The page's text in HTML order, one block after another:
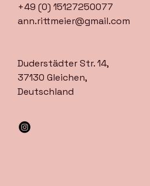
+49 (0) 15127250077
ann.rittmeier@gmail.com
Duderstädter Str. 14,
37130 Gleichen,
Deutschland